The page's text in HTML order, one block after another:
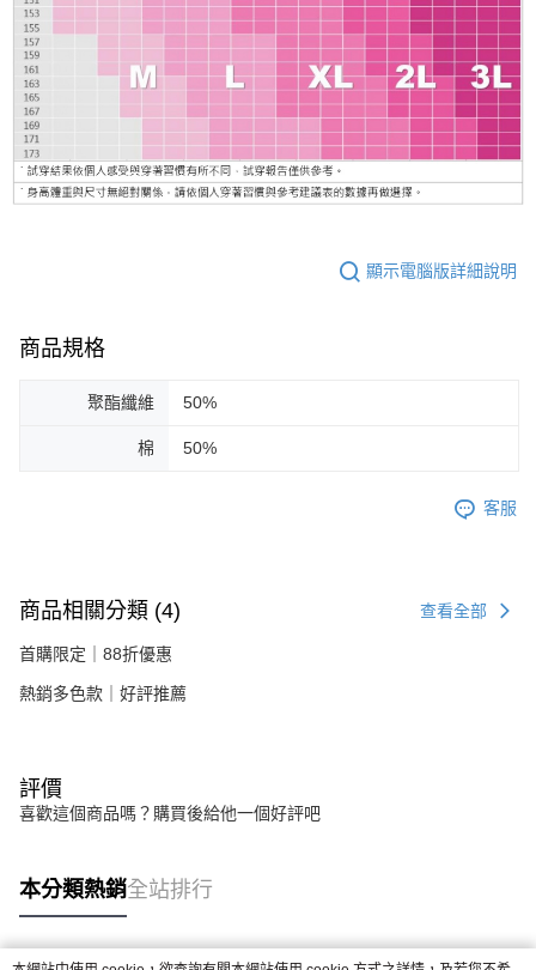
顯示電腦版詳細說明
商品規格
聚酯纖維 50%
棉 50%
客服
商品相關分類 (4) 查看全部
首購限定｜88折優惠
熱銷多色款｜好評推薦
評價
喜歡這個商品嗎？購買後給他一個好評吧
本分類熱銷全站排行